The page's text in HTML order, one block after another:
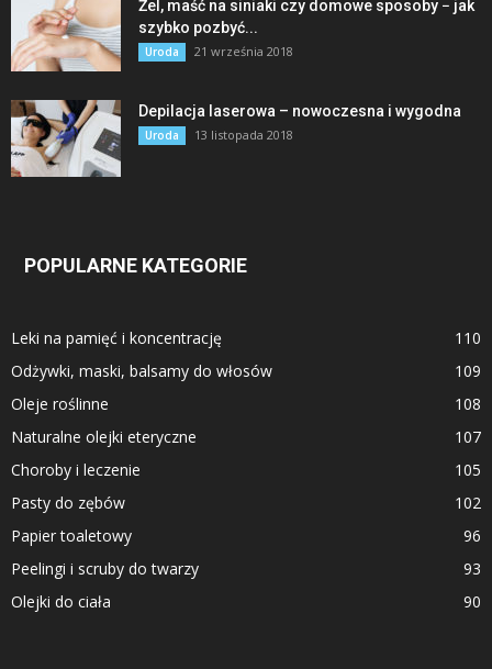
Żel, maść na siniaki czy domowe sposoby − jak
szybko pozbyć...
Uroda 21 września 2018
Depilacja laserowa – nowoczesna i wygodna
Uroda 13 listopada 2018
POPULARNE KATEGORIE
Leki na pamięć i koncentrację
110
Odżywki, maski, balsamy do włosów
109
Oleje roślinne
108
Naturalne olejki eteryczne
107
Choroby i leczenie
105
Pasty do zębów
102
Papier toaletowy
96
Peelingi i scruby do twarzy
93
Olejki do ciała
90